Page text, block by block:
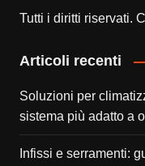
Tutti i diritti riservati.
Articoli recenti
Soluzioni per
sistema più adatto a
Infissi e serramenti: